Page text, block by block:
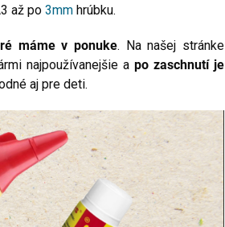
až po 3mm hrúbku.
máme v ponuke. Na našej stránke
najpoužívanejšie apo zaschnutí je
aj pre deti.